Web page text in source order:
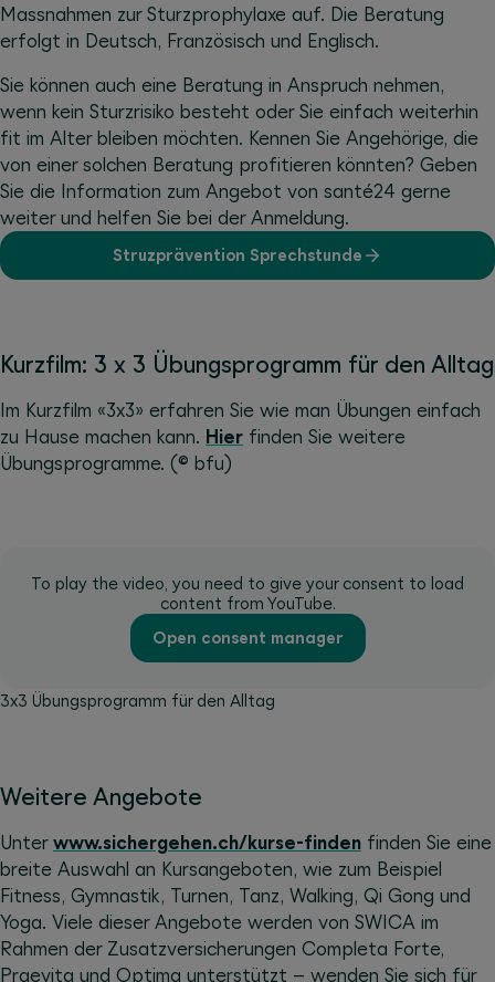
Massnahmen zur Sturzprophylaxe auf. Die Beratung
erfolgt in Deutsch, Französisch und Englisch.
Sie können auch eine Beratung in Anspruch nehmen,
wenn kein Sturzrisiko besteht oder Sie einfach weiterhin
fit im Alter bleiben möchten. Kennen Sie Angehörige, die
von einer solchen Beratung profitieren könnten? Geben
Sie die Information zum Angebot von santé24 gerne
weiter und helfen Sie bei der Anmeldung.
Struzprävention Sprechstunde
Kurzfilm: 3 x 3 Übungsprogramm für den Alltag
Im Kurzfilm «3x3» erfahren Sie wie man Übungen einfach
zu Hause machen kann. Hier finden Sie weitere
Übungsprogramme. (© bfu)
To play the video, you need to give your consent to load
content from YouTube.
Open consent manager
3x3 Übungsprogramm für den Alltag
Weitere Angebote
Unter www.sichergehen.ch/kurse-finden finden Sie eine
breite Auswahl an Kursangeboten, wie zum Beispiel
Fitness, Gymnastik, Turnen, Tanz, Walking, Qi Gong und
Yoga. Viele dieser Angebote werden von SWICA im
Rahmen der Zusatzversicherungen Completa Forte,
Praevita und Optima unterstützt – wenden Sie sich für